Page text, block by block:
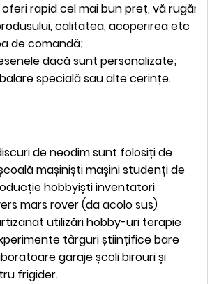
rapid cel mai bun preț, vă rugăm
calitatea, acoperirea etc
de comandă;
dacă sunt personalizate;
specială sau alte cerințe.
de neodim sunt folosiți de
mașiniști mașini studenți de
hobbyiști inventatori
mars rover (da acolo sus)
utilizări hobby-uri terapie
târguri științifice bare
garaje școli birouri și
frigider.